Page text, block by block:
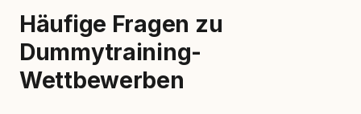
Häufige Fragen zu
Dummytraining-
Wettbewerben